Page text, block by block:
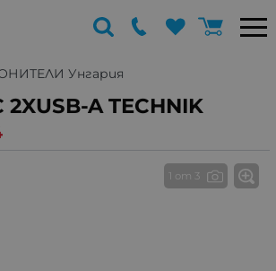
Унгария
A TECHNIK
1 от 3